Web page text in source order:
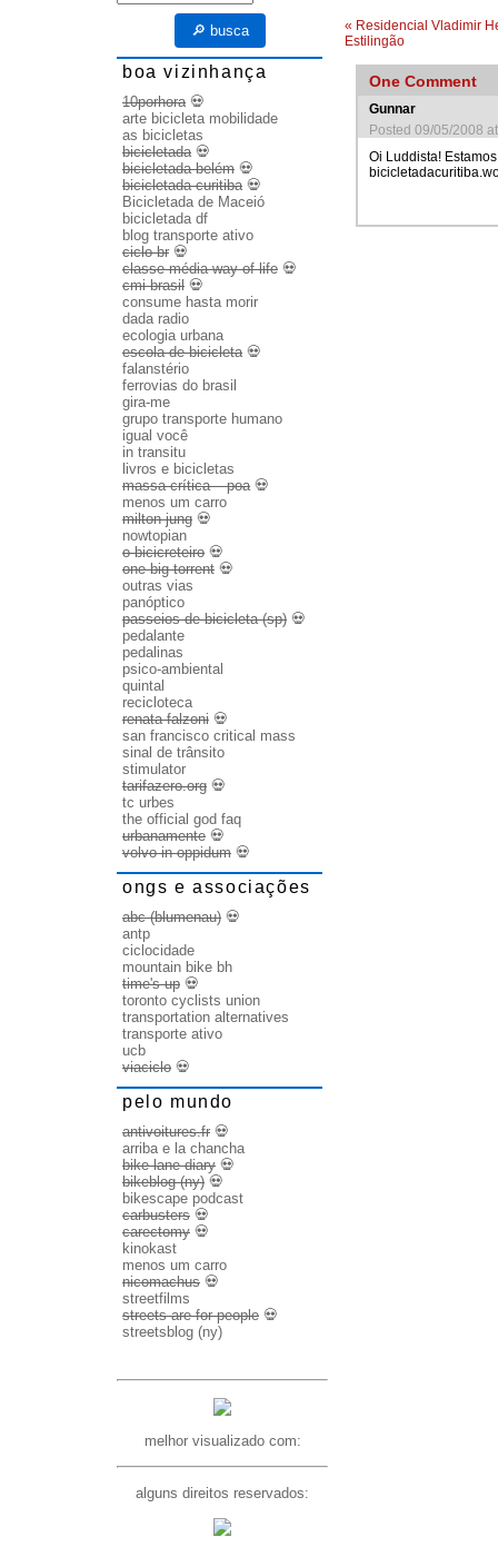
« Residencial Vladimir
Estilingão
One Comment
Gunnar
Posted 09/05/2008
Oi Luddista!
🔎 busca
boa vizinhança
10porhora💀
arte bicicleta mobilidade
as bicicletas
bicicletada💀
bicicletada belém 💀
bicicletada curitiba💀
Bicicletada de Maceió
bicicletada df
blog transporte ativo
ciclo br 💀
classe média way of life 💀
cmi brasil 💀
consume hasta morir
dada radio
ecologia urbana
escola de bicicleta💀
falanstério
ferrovias do brasil
gira-me
grupo transporte humano
igual você
in transitu
livros e bicicletas
massa crítica – poa💀
menos um carro
milton jung 💀
nowtopian
o bicicreteiro 💀
one big torrent 💀
outras vias
panóptico
passeios de bicicleta (sp) 💀
pedalante
pedalinas
psico-ambiental
quintal
recicloteca
renata falzoni 💀
san francisco critical mass
sinal de trânsito
stimulator
tarifazero.org 💀
tc urbes
the official god faq
urbanamente 💀
volvo in oppidum 💀
ongs e associações
abc (blumenau) 💀
antp
ciclocidade
mountain bike bh
time's up 💀
toronto cyclists union
transportation alternatives
transporte ativo
ucb
viaciclo 💀
pelo mundo
antivoitures.fr 💀
arriba e la chancha
bike lane diary 💀
bikeblog (ny) 💀
bikescape podcast
carbusters 💀
carectomy 💀
kinokast
menos um carro
nicomachus 💀
streetfilms
streets are for people 💀
streetsblog (ny)
melhor visualizado com:
alguns direitos reservados: